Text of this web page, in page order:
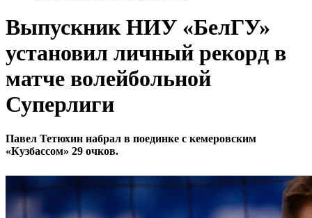
Выпускник НИУ «БелГУ»
установил личный рекорд в
матче волейбольной
Суперлиги
Павел Тетюхин набрал в поединке с кемеровским
«Кузбассом» 29 очков.